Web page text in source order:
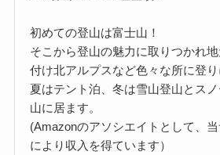
初めての登山は富士山！
そこから登山の魅力に取りつかれ
付け北アルプスなど色々な所に登り
夏はテント泊、冬は雪山登山とスノ
山に居ます。
(Amazonのアソシエイトとして、
により収入を得ています）